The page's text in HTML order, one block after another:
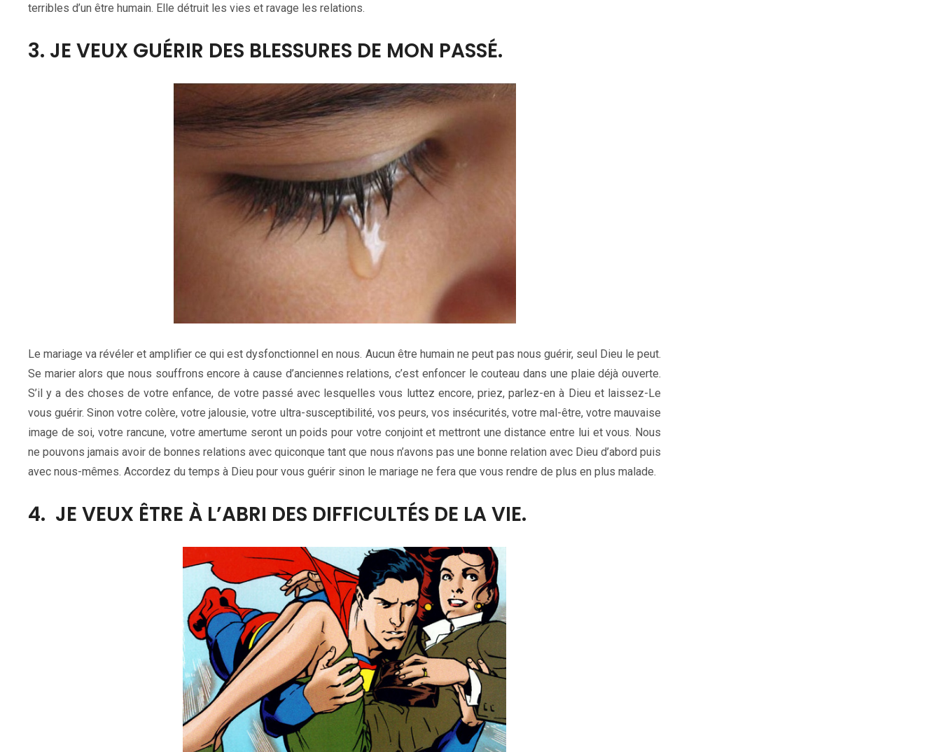
terribles d’un être humain. Elle détruit les vies et ravage les relations.
3. JE VEUX GUÉRIR DES BLESSURES DE MON PASSÉ.
Le mariage va révéler et amplifier ce qui est dysfonctionnel en nous. Aucun être humain ne peut pas nous guérir, seul Dieu le peut.
Se marier alors que nous souffrons encore à cause d’anciennes relations, c’est enfoncer le couteau dans une plaie déjà ouverte.
S’il y a des choses de votre enfance, de votre passé avec lesquelles vous luttez encore, priez, parlez-en à Dieu et laissez-Le
vous guérir. Sinon votre colère, votre jalousie, votre ultra-susceptibilité, vos peurs, vos insécurités, votre mal-être, votre mauvaise
image de soi, votre rancune, votre amertume seront un poids pour votre conjoint et mettront une distance entre lui et vous. Nous
ne pouvons jamais avoir de bonnes relations avec quiconque tant que nous n’avons pas une bonne relation avec Dieu d’abord puis
avec nous-mêmes. Accordez du temps à Dieu pour vous guérir sinon le mariage ne fera que vous rendre de plus en plus malade.
4. JE VEUX ÊTRE À L’ABRI DES DIFFICULTÉS DE LA VIE.